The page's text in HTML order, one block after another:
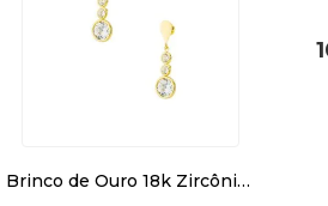
Brinco de Ouro 18k Zircônias